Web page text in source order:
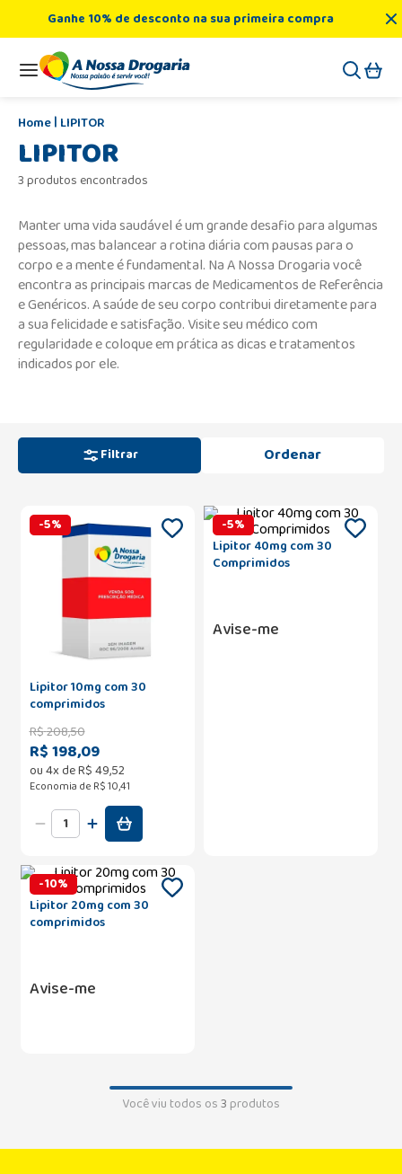
Ganhe 10% de desconto na sua primeira compra
LIPITOR
LIPITOR
3 produtos encontrados
Manter uma vida saudável é um grande desafio para algumas
pessoas, mas balancear a rotina diária com pausas para o
corpo e a mente é fundamental. Na A Nossa Drogaria você
encontra as principais marcas de Medicamentos de Referência
e Genéricos. A saúde de seu corpo contribui diretamente para
a sua felicidade e satisfação. Visite seu médico com
regularidade e coloque em prática as dicas e tratamentos
indicados por ele.
Filtrar
-5%
Lipitor 10mg com 30
comprimidos
R$208,50
R$ 198,09
ou4x deR$49,52
Economia de R$ 10,41
-5%
Lipitor 40mg com 30
Comprimidos
Avise-me
-10%
Lipitor 20mg com 30
comprimidos
Avise-me
Você viu todos os3produtos